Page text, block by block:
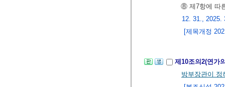
⑧ 제7항에 따
12. 31., 2025.
[제목개정
제10조의2(연가
방부장관이 정